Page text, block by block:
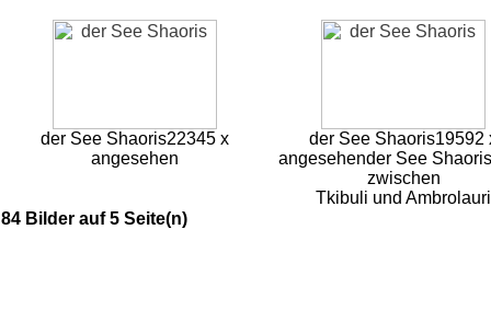
der See Shaoris22345 x
angesehen
der See Shaoris19592
angesehender See
zwischen
Tkibuli und Ambrolauri
84 Bilder auf 5 Seite(n)